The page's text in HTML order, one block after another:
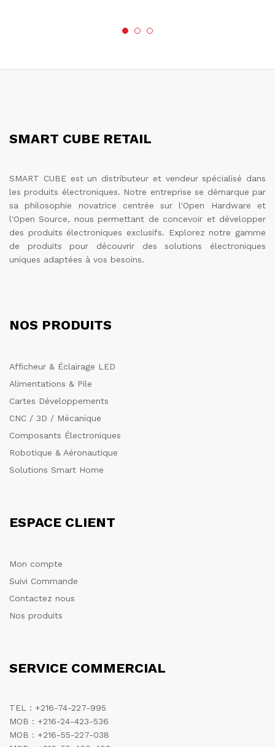
SMART CUBE RETAIL
SMART CUBE est un distributeur et vendeur spécialisé dans
les produits électroniques. Notre entreprise se démarque par
sa philosophie novatrice centrée sur l'Open Hardware et
l'Open Source, nous permettant de concevoir et développer
des produits électroniques exclusifs. Explorez notre gamme
de produits pour découvrir des solutions électroniques
uniques adaptées à vos besoins.
NOS PRODUITS
Afficheur & Éclairage LED
Alimentations & Pile
Cartes Développements
CNC / 3D / Mécanique
Composants Électroniques
Robotique & Aéronautique
Solutions Smart Home
ESPACE CLIENT
Mon compte
Suivi Commande
Contactez nous
Nos produits
SERVICE COMMERCIAL
TEL : +216-74-227-995
MOB : +216-24-423-536
MOB : +216-55-227-038